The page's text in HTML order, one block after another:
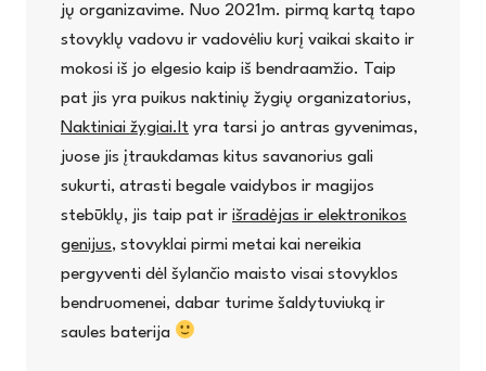
jų organizavime. Nuo 2021m. pirmą kartą tapo
stovyklų vadovu ir vadovėliu kurį vaikai skaito ir
mokosi iš jo elgesio kaip iš bendraamžio. Taip
pat jis yra puikus naktinių žygių organizatorius,
Naktiniai žygiai.lt yra tarsi jo antras gyvenimas,
juose jis įtraukdamas kitus savanorius gali
sukurti, atrasti begale vaidybos ir magijos
stebūklų, jis taip pat ir išradėjas ir elektronikos
genijus, stovyklai pirmi metai kai nereikia
pergyventi dėl šylančio maisto visai stovyklos
bendruomenei, dabar turime šaldytuviuką ir
saules baterija